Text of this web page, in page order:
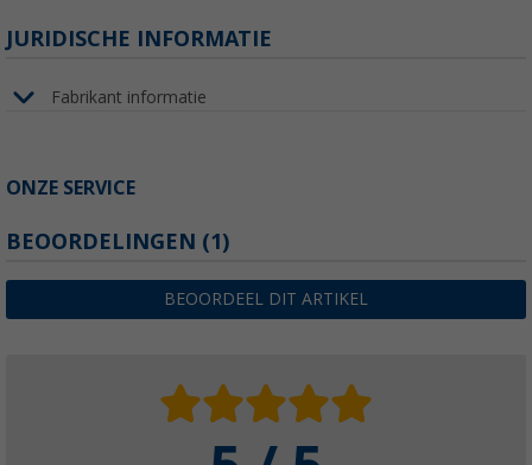
JURIDISCHE INFORMATIE
Fabrikant informatie
ONZE SERVICE
BEOORDELINGEN (1)
BEOORDEEL DIT ARTIKEL